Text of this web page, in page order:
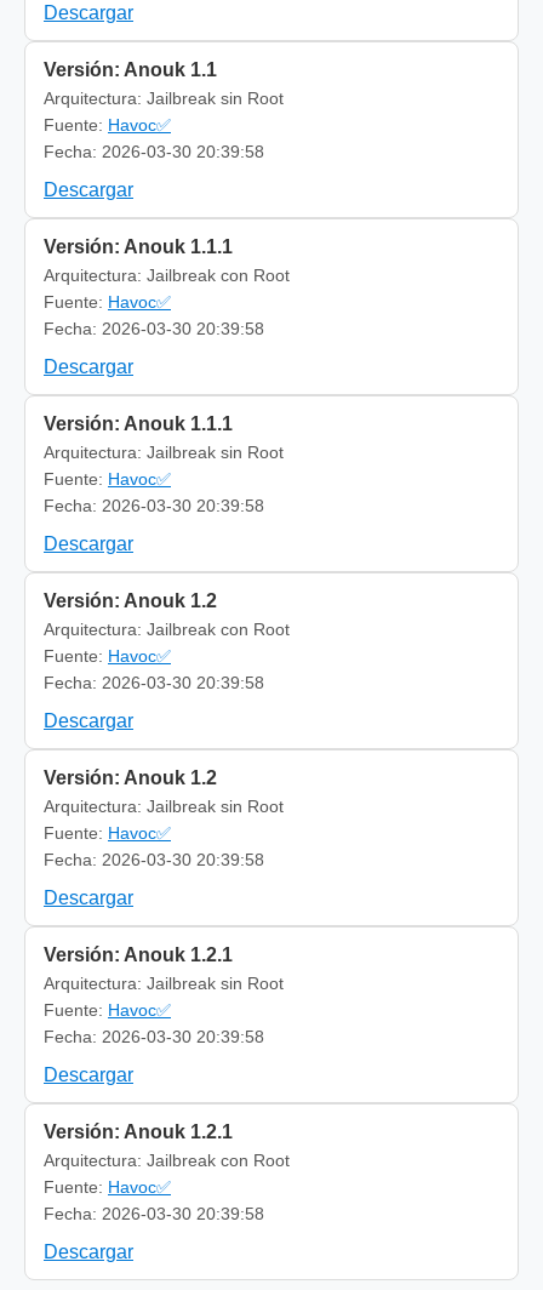
Descargar
Versión: Anouk 1.1
Arquitectura: Jailbreak sin Root
Fuente: Havoc✅
Fecha: 2026-03-30 20:39:58
Descargar
Versión: Anouk 1.1.1
Arquitectura: Jailbreak con Root
Fuente: Havoc✅
Fecha: 2026-03-30 20:39:58
Descargar
Versión: Anouk 1.1.1
Arquitectura: Jailbreak sin Root
Fuente: Havoc✅
Fecha: 2026-03-30 20:39:58
Descargar
Versión: Anouk 1.2
Arquitectura: Jailbreak con Root
Fuente: Havoc✅
Fecha: 2026-03-30 20:39:58
Descargar
Versión: Anouk 1.2
Arquitectura: Jailbreak sin Root
Fuente: Havoc✅
Fecha: 2026-03-30 20:39:58
Descargar
Versión: Anouk 1.2.1
Arquitectura: Jailbreak sin Root
Fuente: Havoc✅
Fecha: 2026-03-30 20:39:58
Descargar
Versión: Anouk 1.2.1
Arquitectura: Jailbreak con Root
Fuente: Havoc✅
Fecha: 2026-03-30 20:39:58
Descargar